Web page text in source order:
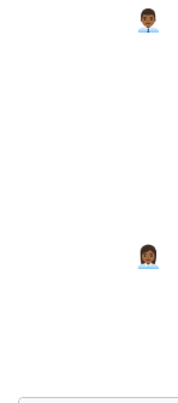
👨🏾‍💼
👩🏾‍💼